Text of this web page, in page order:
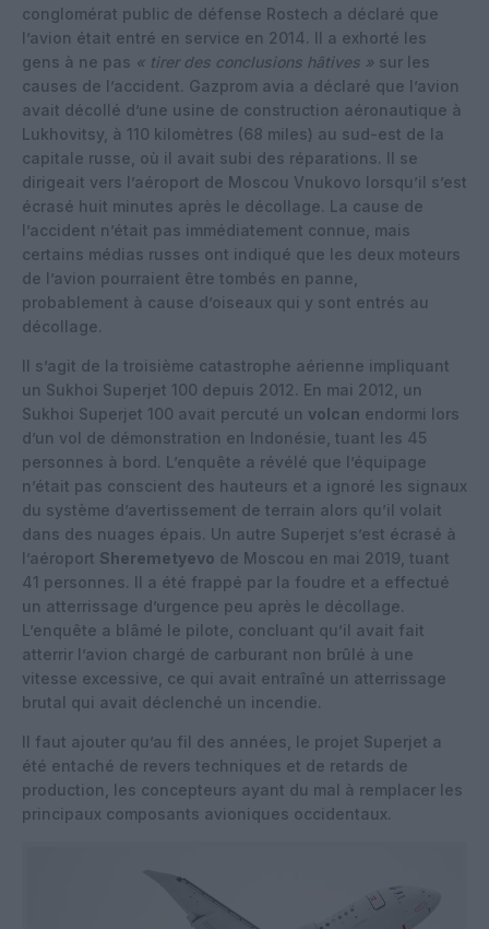
conglomérat public de défense Rostech a déclaré que
l’avion était entré en service en 2014. Il a exhorté les
gens à ne pas « tirer des conclusions hâtives » sur les
causes de l’accident. Gazprom avia a déclaré que l’avion
avait décollé d’une usine de construction aéronautique à
Lukhovitsy, à 110 kilomètres (68 miles) au sud-est de la
capitale russe, où il avait subi des réparations. Il se
dirigeait vers l’aéroport de Moscou Vnukovo lorsqu’il s’est
écrasé huit minutes après le décollage. La cause de
l’accident n’était pas immédiatement connue, mais
certains médias russes ont indiqué que les deux moteurs
de l’avion pourraient être tombés en panne,
probablement à cause d’oiseaux qui y sont entrés au
décollage.
Il s’agit de la troisième catastrophe aérienne impliquant
un Sukhoi Superjet 100 depuis 2012. En mai 2012, un
Sukhoi Superjet 100 avait percuté un volcan endormi lors
d’un vol de démonstration en Indonésie, tuant les 45
personnes à bord. L’enquête a révélé que l’équipage
n’était pas conscient des hauteurs et a ignoré les signaux
du système d’avertissement de terrain alors qu’il volait
dans des nuages ​​épais. Un autre Superjet s’est écrasé à
l’aéroport Sheremetyevo de Moscou en mai 2019, tuant
41 personnes. Il a été frappé par la foudre et a effectué
un atterrissage d’urgence peu après le décollage.
L’enquête a blâmé le pilote, concluant qu’il avait fait
atterrir l’avion chargé de carburant non brûlé à une
vitesse excessive, ce qui avait entraîné un atterrissage
brutal qui avait déclenché un incendie.
Il faut ajouter qu’au fil des années, le projet Superjet a
été entaché de revers techniques et de retards de
production, les concepteurs ayant du mal à remplacer les
principaux composants avioniques occidentaux.